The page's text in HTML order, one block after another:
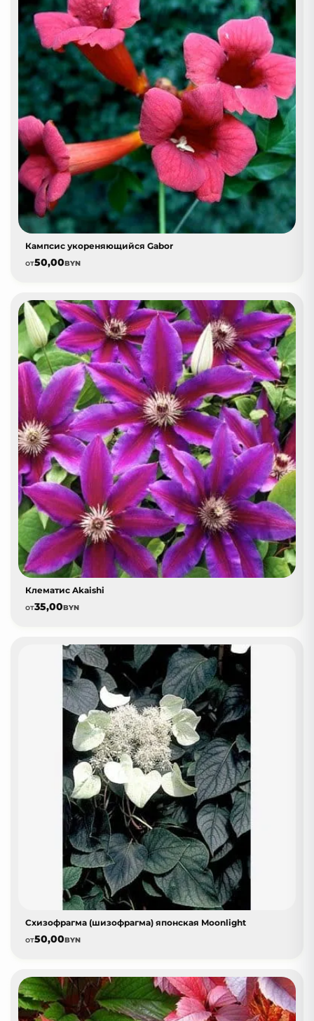
Кампсис укореняющийся Gabor
от50,00BYN
Клематис Akaishi
от35,00BYN
Схизофрагма (шизофрагма) японская Moonlight
от50,00BYN